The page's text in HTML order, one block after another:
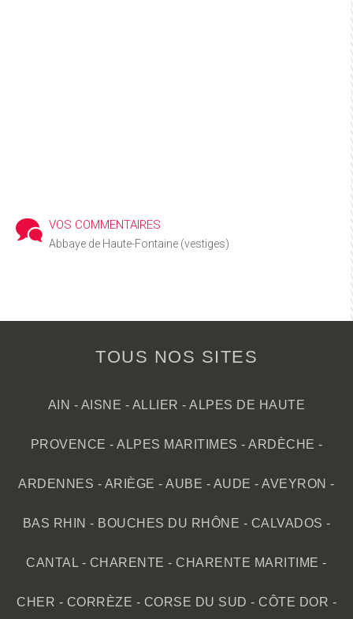
VOS COMMENTAIRES
Abbaye de Haute-Fontaine (vestiges)
TOUS NOS SITES
AIN - AISNE - ALLIER -ALPES DE HAUTE
PROVENCE - ALPES MARITIMES - ARDÈCHE -
ARDENNES - ARIÈGE -AUBE - AUDE -AVEYRON -
BAS RHIN - BOUCHES DU RHÔNE - CALVADOS -
CANTAL - CHARENTE -CHARENTE MARITIME -
CHER - CORRÈZE - CORSE DU SUD - CÔTE DOR -